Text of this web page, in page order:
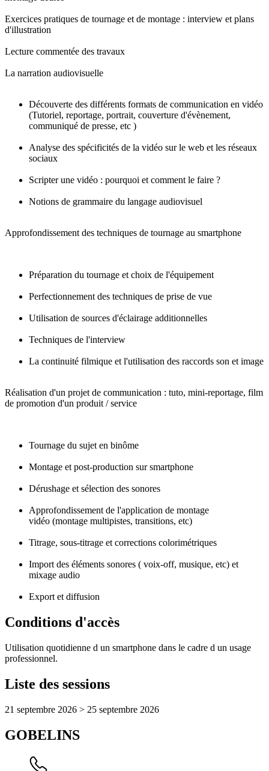
Exercices pratiques de tournage et de montage : interview et plans
d'illustration
Lecture commentée des travaux
La narration audiovisuelle
Découverte des différents formats de communication en vidéo
(Tutoriel, reportage, portrait, couverture d'évènement,
communiqué de presse, etc )
Analyse des spécificités de la vidéo sur le web et les réseaux
sociaux
Scripter une vidéo : pourquoi et comment le faire ?
Notions de grammaire du langage audiovisuel
Approfondissement des techniques de tournage au smartphone
Préparation du tournage et choix de l'équipement
Perfectionnement des techniques de prise de vue
Utilisation de sources d'éclairage additionnelles
Techniques de l'interview
La continuité filmique et l'utilisation des raccords son et image
Réalisation d'un projet de communication : tuto, mini-reportage, film
de promotion d'un produit / service
Tournage du sujet en binôme
Montage et post-production sur smartphone
Dérushage et sélection des sonores
Approfondissement de l'application de montage
vidéo (montage multipistes, transitions, etc)
Titrage, sous-titrage et corrections colorimétriques
Import des éléments sonores ( voix-off, musique, etc) et
mixage audio
Export et diffusion
Conditions d'accès
Utilisation quotidienne d un smartphone dans le cadre d un usage
professionnel.
Liste des sessions
21 septembre 2026 > 25 septembre 2026
GOBELINS